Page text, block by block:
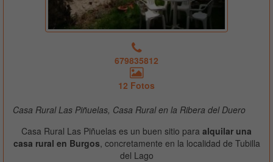
679835812
12 Fotos
Casa Rural Las Piñuelas, Casa Rural en la Ribera del Duero
Casa Rural Las Piñuelas es un buen sitio para alquilar una
casa rural en Burgos, concretamente en la localidad de Tubilla
del Lago